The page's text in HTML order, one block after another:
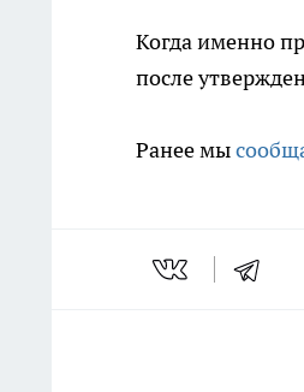
Когда именно
после
Ранее мы